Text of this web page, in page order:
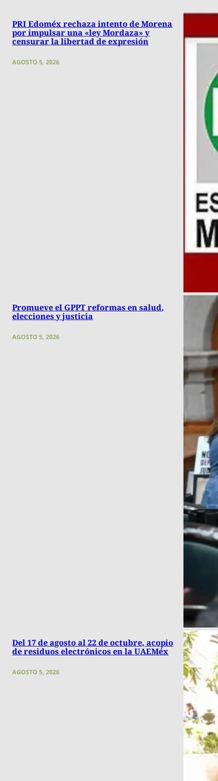
PRI Edoméx rechaza intento de Morena
por impulsar una «ley Mordaza» y
censurar la libertad de expresión
AGOSTO 5, 2026
Promueve el GPPT reformas en salud,
elecciones y justicia
AGOSTO 5, 2026
Del 17 de agosto al 22 de octubre, acopio
de residuos electrónicos en la UAEMéx
AGOSTO 5, 2026